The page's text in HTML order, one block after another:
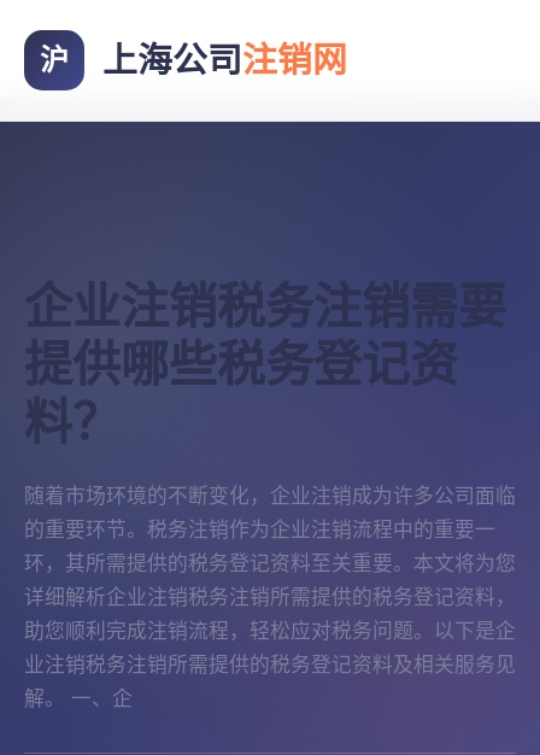
沪 上海公司注销网
企业注销税务注销需要
提供哪些税务登记资
料？
随着市场环境的不断变化，企业注销成为许多公司面临
的重要环节。税务注销作为企业注销流程中的重要一
环，其所需提供的税务登记资料至关重要。本文将为您
详细解析企业注销税务注销所需提供的税务登记资料，
助您顺利完成注销流程，轻松应对税务问题。以下是企
业注销税务注销所需提供的税务登记资料及相关服务见
解。 一、企